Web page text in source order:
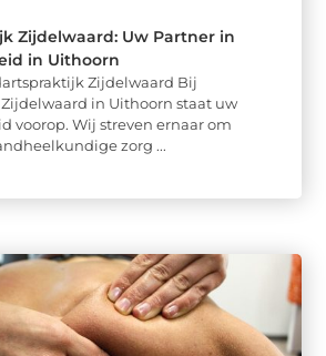
Zijdelwaard: Uw Partner in
in Uithoorn
Zijdelwaard Bij
in Uithoorn staat uw
voorop. Wij streven ernaar om
zorg ...